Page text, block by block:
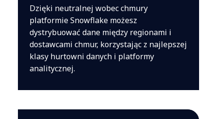
Dzięki neutralnej wobec chmury
platformie Snowflake możesz
dystrybuować dane między regionami i
dostawcami chmur, korzystając z najlepszej
klasy hurtowni danych i platformy
analitycznej.